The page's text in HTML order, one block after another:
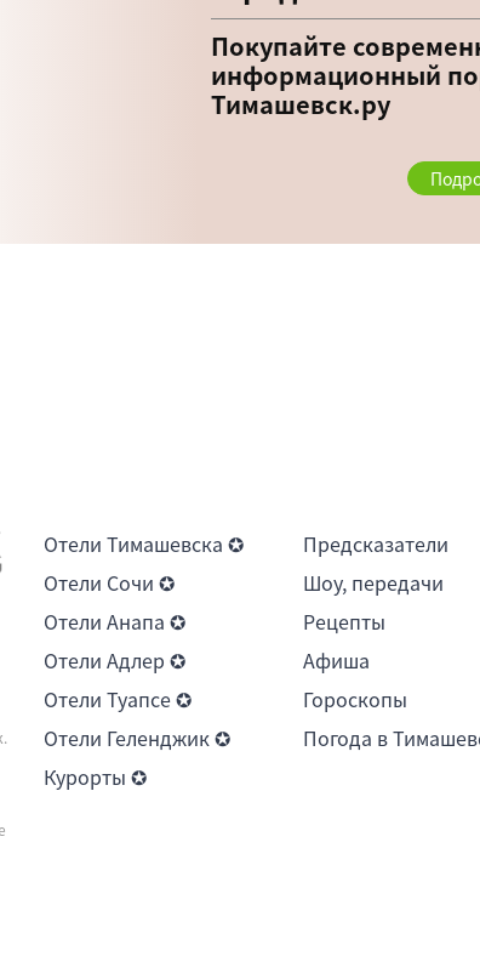
Покупайте
информационный
Тимашевск.ру
Отели Тимашевска ✪
Отели Сочи ✪
Отели Анапа ✪
Отели Адлер ✪
Отели Туапсе ✪
Отели Геленджик ✪
Курорты ✪
Предсказатели
Шоу, передачи
Рецепты
Афиша
Гороскопы
Погода в